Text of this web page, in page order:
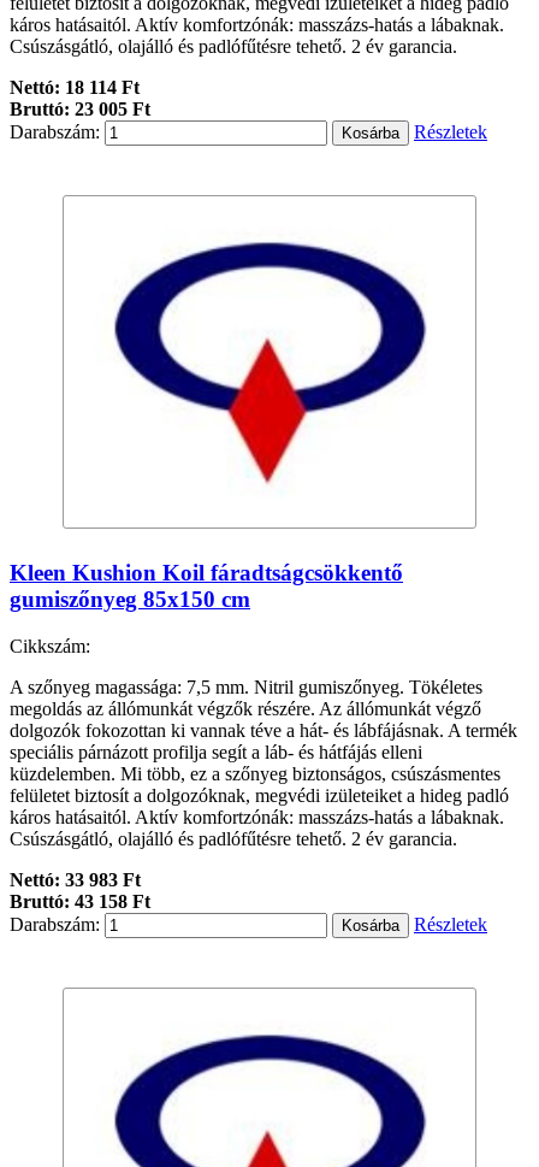
káros hatásaitól. Aktív komfortzónák: masszázs-hatás a lábaknak.
Csúszásgátló, olajálló és padlófűtésre tehető. 2 év garancia.
Nettó: 18 114 Ft
Bruttó: 23 005 Ft
Darabszám:
Részletek
Kleen Kushion Koil fáradtságcsökkentő
gumiszőnyeg 85x150 cm
Cikkszám:
A szőnyeg magassága: 7,5 mm. Nitril gumiszőnyeg. Tökéletes
megoldás az állómunkát végzők részére. Az állómunkát végző
dolgozók fokozottan ki vannak téve a hát- és lábfájásnak. A termék
speciális párnázott profilja segít a láb- és hátfájás elleni
küzdelemben. Mi több, ez a szőnyeg biztonságos, csúszásmentes
felületet biztosít a dolgozóknak, megvédi izületeiket a hideg padló
káros hatásaitól. Aktív komfortzónák: masszázs-hatás a lábaknak.
Csúszásgátló, olajálló és padlófűtésre tehető. 2 év garancia.
Nettó: 33 983 Ft
Bruttó: 43 158 Ft
Darabszám:
Részletek